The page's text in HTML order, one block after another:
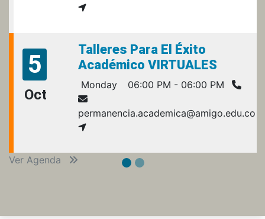
5
Oct
Talleres Para El Éxito
Académico VIRTUALES
Monday 06:00 PM - 06:00 PM
permanencia.academica@amigo.edu.co
Ver Agenda